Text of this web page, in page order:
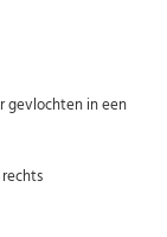
gevlochten in een